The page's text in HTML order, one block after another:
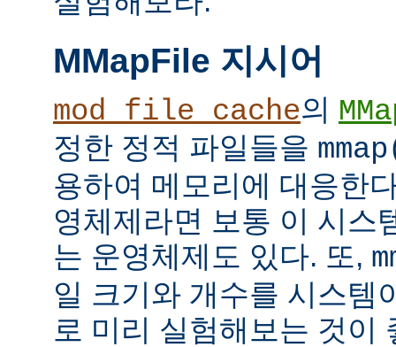
MMapFile 지시어
mod_file_cache의
정한 정적 파일들을
용하여 메모리에 대응한
영체제라면 보통 이 시스
는 운영체제도 있다. 또,
일 크기와 개수를 시스템
로 미리 실험해보는 것이